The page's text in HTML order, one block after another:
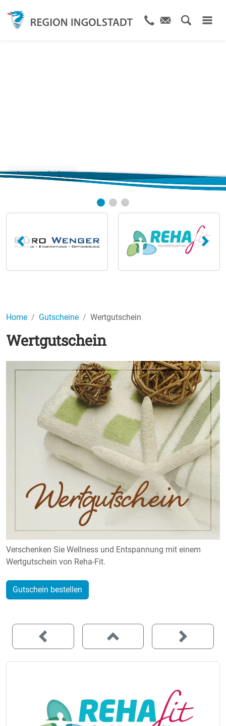
Jetzt entdecken
Home Gutscheine Wertgutschein
Wertgutschein
Verschenken Sie Wellness und Entspannung mit einem
Wertgutschein von Reha-Fit.
Gutschein bestellen